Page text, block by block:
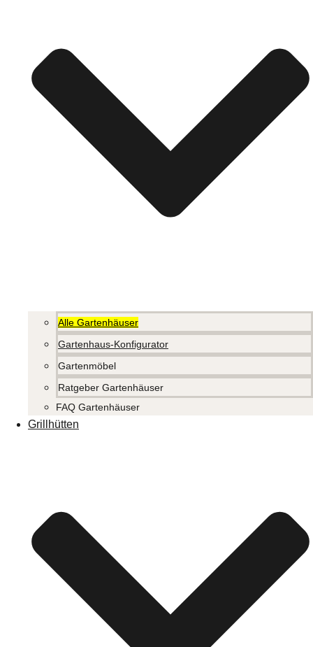
Alle Gartenhäuser
Gartenhaus-Konfigurator
Gartenmöbel
Ratgeber Gartenhäuser
FAQ Gartenhäuser
Grillhütten